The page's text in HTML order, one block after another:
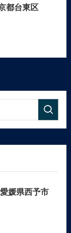
都台東区
媛県西予市